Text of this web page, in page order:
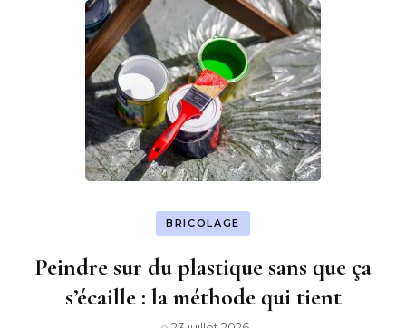
BRICOLAGE
Peindre sur du plastique sans que ça
s’écaille : la méthode qui tient